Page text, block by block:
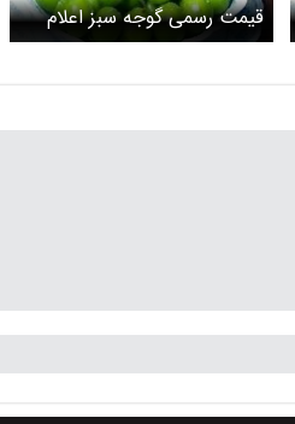
قیمت رسمی گوجه سبز اعلام
شد